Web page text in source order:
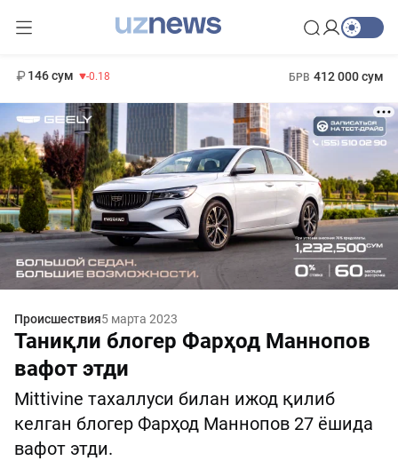
146 сум -0.18 БРВ 412 000 сум
Происшествия5 марта 2023
Таниқли блогер Фарҳод Маннопов
вафот этди
Mittivine тахаллуси билан ижод қилиб
келган блогер Фарҳод Маннопов 27 ёшида
вафот этди.